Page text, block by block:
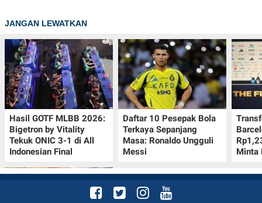
JANGAN LEWATKAN
Hasil GOTF MLBB 2026:
Bigetron by Vitality
Tekuk ONIC 3-1 di All
Indonesian Final
Daftar 10 Pesepak Bola
Terkaya Sepanjang
Masa: Ronaldo Ungguli
Messi
Minta